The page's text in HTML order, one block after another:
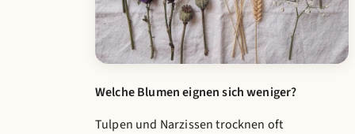
Welche Blumen eignen sich weniger?
Tulpen und Narzissen trocknen oft